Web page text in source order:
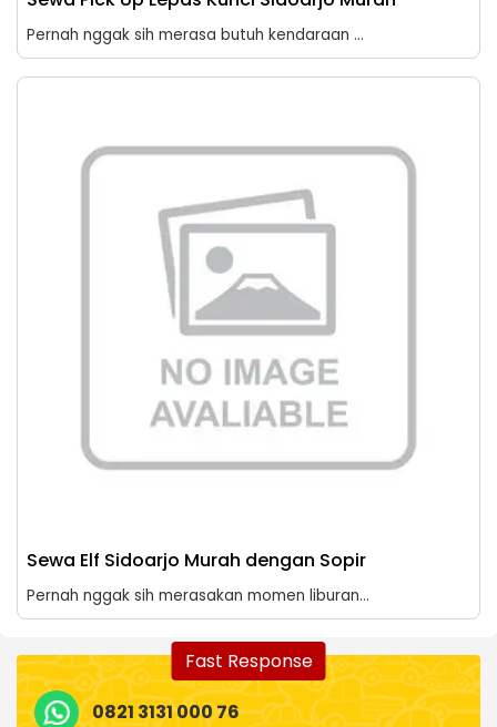
Pernah nggak sih merasa butuh kendaraan ...
Sewa Elf Sidoarjo Murah dengan Sopir
Pernah nggak sih merasakan momen liburan...
Fast Response
0821 3131 000 76